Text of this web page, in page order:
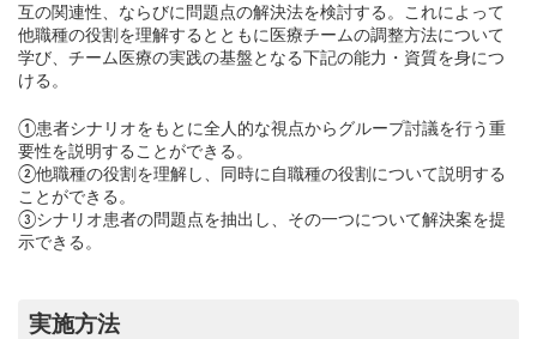
互の関連性、ならびに問題点の解決法を検討する。これによって
他職種の役割を理解するとともに医療チームの調整方法について
学び、チーム医療の実践の基盤となる下記の能力・資質を身につ
ける。
①患者シナリオをもとに全人的な視点からグループ討議を行う重
要性を説明することができる。
②他職種の役割を理解し、同時に自職種の役割について説明する
ことができる。
③シナリオ患者の問題点を抽出し、その一つについて解決案を提
示できる。
実施方法